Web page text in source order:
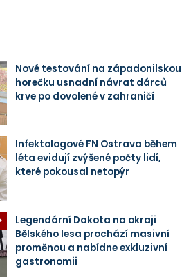
Nové testování na západonilskou
horečku usnadní návrat dárců
krve po dovolené v zahraničí
Infektologové FN Ostrava během
léta evidují zvýšené počty lidí,
které pokousal netopýr
Legendární Dakota na okraji
Bělského lesa prochází masivní
proměnou a nabídne exkluzivní
gastronomii